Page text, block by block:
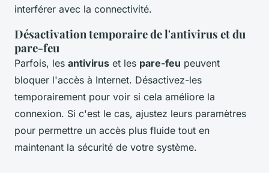
interférer avec la connectivité.
Désactivation temporaire de l'antivirus et du
pare-feu
Parfois, les antivirus et les pare-feu peuvent
bloquer l'accès à Internet. Désactivez-les
temporairement pour voir si cela améliore la
connexion. Si c'est le cas, ajustez leurs paramètres
pour permettre un accès plus fluide tout en
maintenant la sécurité de votre système.